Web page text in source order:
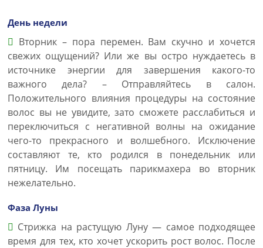
День недели
Вторник – пора перемен. Вам скучно и хочется
свежих ощущений? Или же вы остро нуждаетесь в
источнике энергии для завершения какого-то
важного дела? – Отправляйтесь в салон.
Положительного влияния процедуры на состояние
волос вы не увидите, зато сможете расслабиться и
переключиться с негативной волны на ожидание
чего-то прекрасного и волшебного. Исключение
составляют те, кто родился в понедельник или
пятницу. Им посещать парикмахера во вторник
нежелательно.
Фаза Луны
Стрижка на растущую Луну — самое подходящее
время для тех, кто хочет ускорить рост волос. После